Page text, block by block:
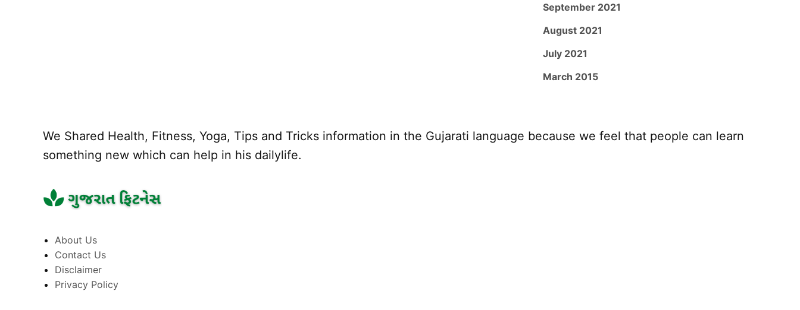
September 2021
August 2021
July 2021
March 2015
We Shared Health, Fitness, Yoga, Tips and Tricks information in the Gujarati language because we feel that people can learn
something new which can help in his dailylife.
About Us
Contact Us
Disclaimer
Privacy Policy